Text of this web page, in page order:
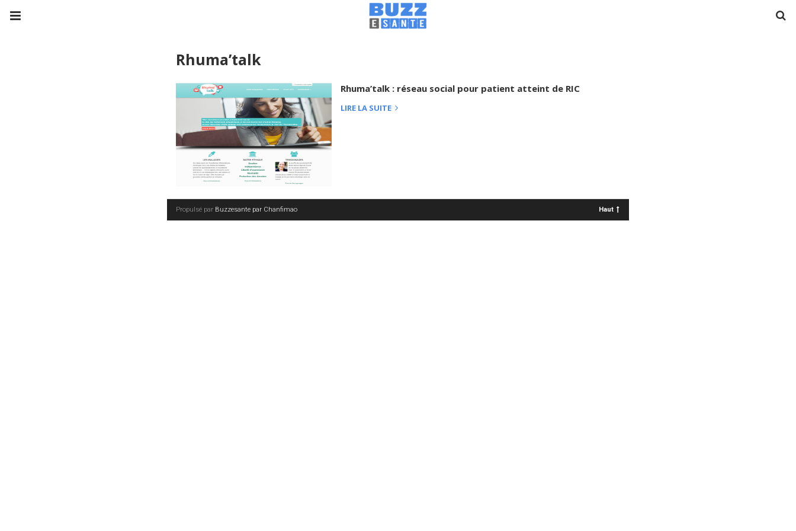
Rhuma’talk
Rhuma’talk : réseau social pour patient atteint de RIC
LIRE LA SUITE
Propulsé par Buzzesante par Chanfimao Haut